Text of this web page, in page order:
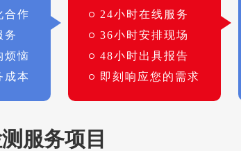
合作
务
烦恼
成本
24小时在线服务
36小时安排现场
48小时出具报告
即刻响应您的需求
服务项目